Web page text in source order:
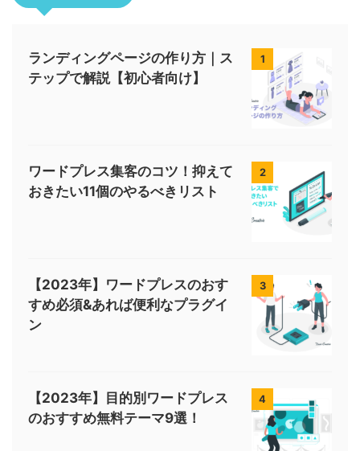
1
ランディングページの作り方｜ス
テップで解説【初心者向け】
2
ワードプレス集客のコツ！抑えて
おきたい11個のやるべきリスト
3
【2023年】ワードプレスのおす
すめ必須&あれば便利なプラグイ
ン
4
【2023年】目的別ワードプレス
のおすすめ無料テーマ9選！